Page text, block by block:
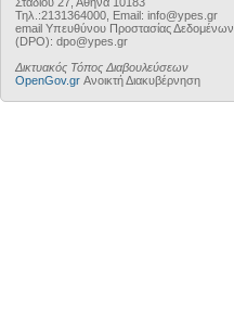
Τηλ.:2131364000, Email: info@ypes.gr
email Υπευθύνου Προστασίας Δεδομένων
(DPO): dpo@ypes.gr
Δικτυακός Τόπος Διαβουλεύσεων
OpenGov.gr Ανοικτή Διακυβέρνηση